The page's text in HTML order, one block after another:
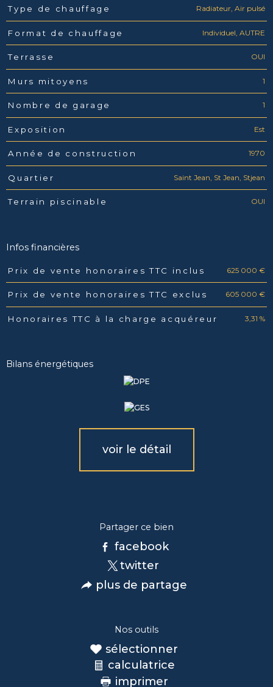
Type de chauffage Radiateur, Air pulsé
Format de chauffage Individuel, AUTRE
Terrasse OUI
Murs mitoyens 1
Nombre de garage 1
Exposition Est
Année de construction 1970
Quartier Saint Jean, St Jean, Stjean
Terrain piscinable OUI
Infos financières
Caractéristiques Valeurs
Prix de vente honoraires TTC inclus 625 000 €
Prix de vente honoraires TTC exclus 605 000 €
Honoraires TTC à la charge acquéreur 3,31 %
Bilans énergétiques
voir le détail
Partager ce bien
facebook
twitter
plus de partage
Nos outils
sélectionner
calculatrice
imprimer